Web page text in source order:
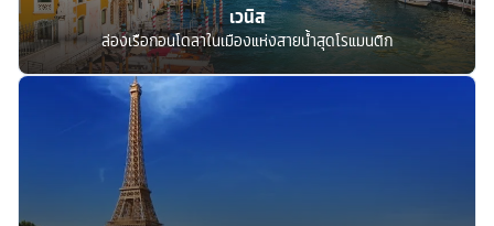
เวนิส
ล่องเรือกอนโดลาในเมืองแห่งสายน้ำสุดโรแมนติก